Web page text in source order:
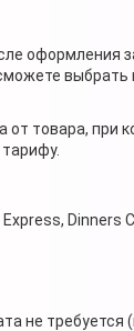
оформления
выбрать
от товара, при
Dinners
не требуется